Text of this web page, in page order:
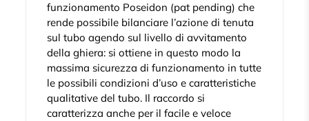
funzionamento Poseidon (pat pending) che
rende possibile bilanciare l’azione di tenuta
sul tubo agendo sul livello di avvitamento
della ghiera: si ottiene in questo modo la
massima sicurezza di funzionamento in tutte
le possibili condizioni d’uso e caratteristiche
qualitative del tubo. Il raccordo si
caratterizza anche per il facile e veloce